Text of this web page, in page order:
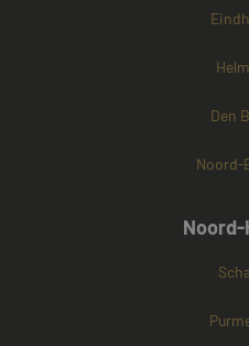
Den
Noord-
Noord-